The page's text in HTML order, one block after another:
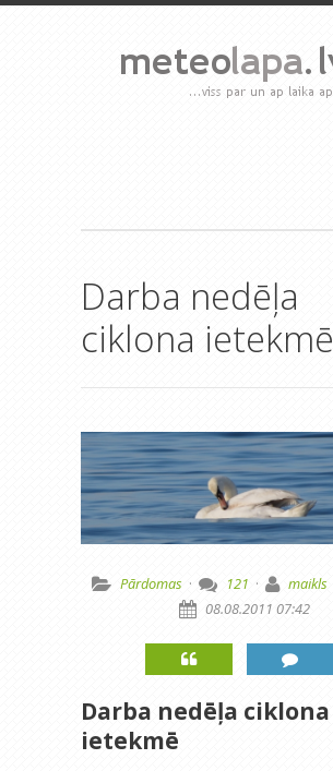
Darba nedēļa
ciklona ietekmē
Pārdomas · 121 · maikls
08.08.2011 07:42
Darba nedēļa ciklona
ietekmē